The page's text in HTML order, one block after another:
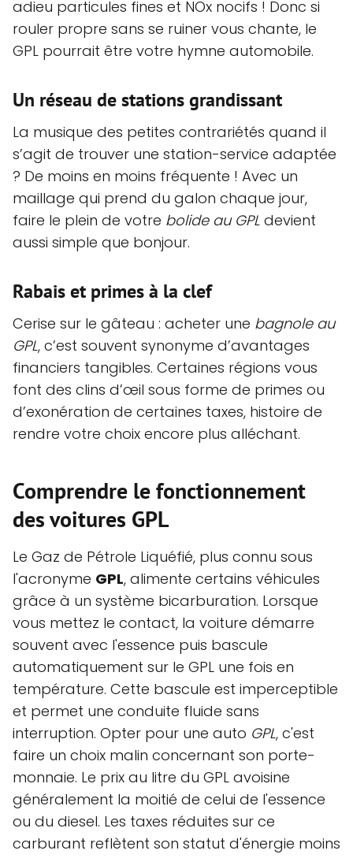
adieu particules fines et NOx nocifs ! Donc si
rouler propre sans se ruiner vous chante, le
GPL pourrait être votre hymne automobile.
Un réseau de stations grandissant
La musique des petites contrariétés quand il
s’agit de trouver une station-service adaptée
? De moins en moins fréquente ! Avec un
maillage qui prend du galon chaque jour,
faire le plein de votre bolide au GPL devient
aussi simple que bonjour.
Rabais et primes à la clef
Cerise sur le gâteau : acheter une bagnole au
GPL, c’est souvent synonyme d’avantages
financiers tangibles. Certaines régions vous
font des clins d’œil sous forme de primes ou
d’exonération de certaines taxes, histoire de
rendre votre choix encore plus alléchant.
Comprendre le fonctionnement
des voitures GPL
Le Gaz de Pétrole Liquéfié, plus connu sous
l'acronyme GPL, alimente certains véhicules
grâce à un système bicarburation. Lorsque
vous mettez le contact, la voiture démarre
souvent avec l'essence puis bascule
automatiquement sur le GPL une fois en
température. Cette bascule est imperceptible
et permet une conduite fluide sans
interruption. Opter pour une auto GPL, c'est
faire un choix malin concernant son porte-
monnaie. Le prix au litre du GPL avoisine
généralement la moitié de celui de l'essence
ou du diesel. Les taxes réduites sur ce
carburant reflètent son statut d'énergie moins